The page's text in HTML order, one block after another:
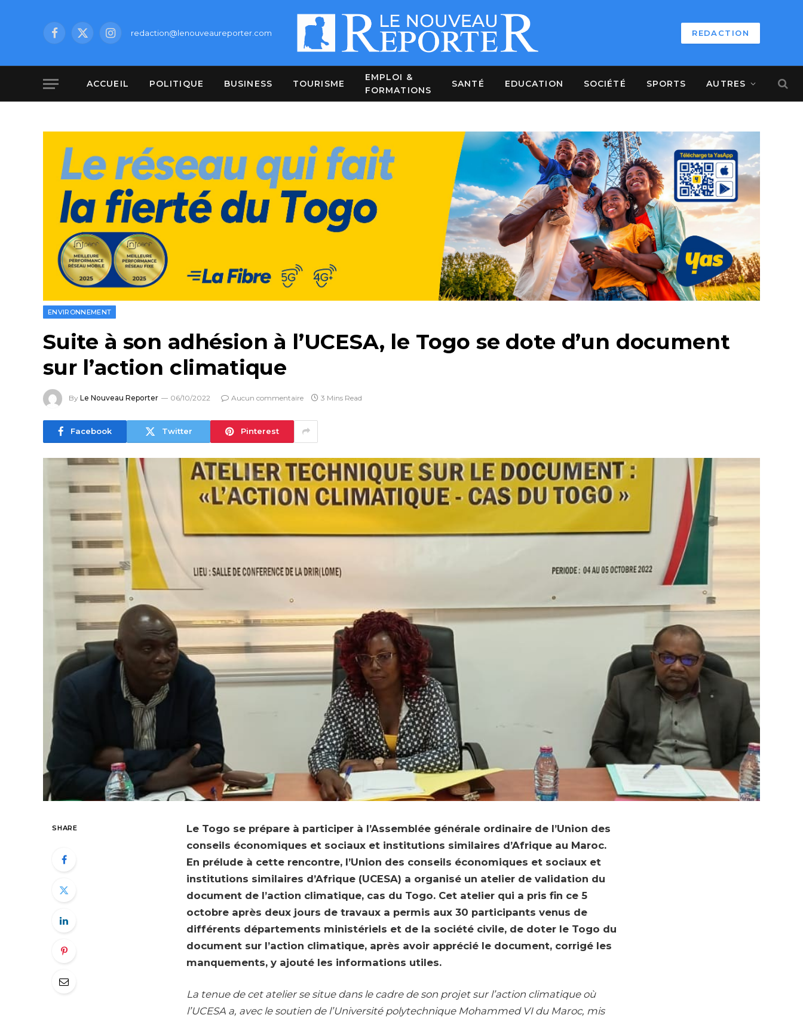
Facebook
X
Instagramredaction@lenouveaureporter.com REDACTION
ACCUEIL POLITIQUE BUSINESS TOURISME
EMPLOI &
FORMATIONS
SANTÉ EDUCATION SOCIÉTÉ SPORTS AUTRES
ENVIRONNEMENT
Suite à son adhésion à l’UCESA, le Togo se dote d’un document
sur l’action climatique
By Le Nouveau Reporter 06/10/2022 Aucun commentaire 3 Mins Read
Facebook Twitter Pinterest
SHARE
Le Togo se prépare à participer à l’Assemblée générale ordinaire de l’Union des
conseils économiques et sociaux et institutions similaires d’Afrique au Maroc.
En prélude à cette rencontre, l’Union des conseils économiques et sociaux et
institutions similaires d’Afrique (UCESA) a organisé un atelier de validation du
document de l’action climatique, cas du Togo. Cet atelier qui a pris fin ce 5
octobre après deux jours de travaux a permis aux 30 participants venus de
différents départements ministériels et de la société civile, de doter le Togo du
document sur l’action climatique, après avoir apprécié le document, corrigé les
manquements, y ajouté les informations utiles.
La tenue de cet atelier se situe dans le cadre de son projet sur l’action climatique où
l’UCESA a, avec le soutien de l’Université polytechnique Mohammed VI du Maroc, mis